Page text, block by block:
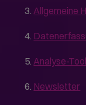
3.Allgemeine
4.
5.Analyse-
6. Newsletter